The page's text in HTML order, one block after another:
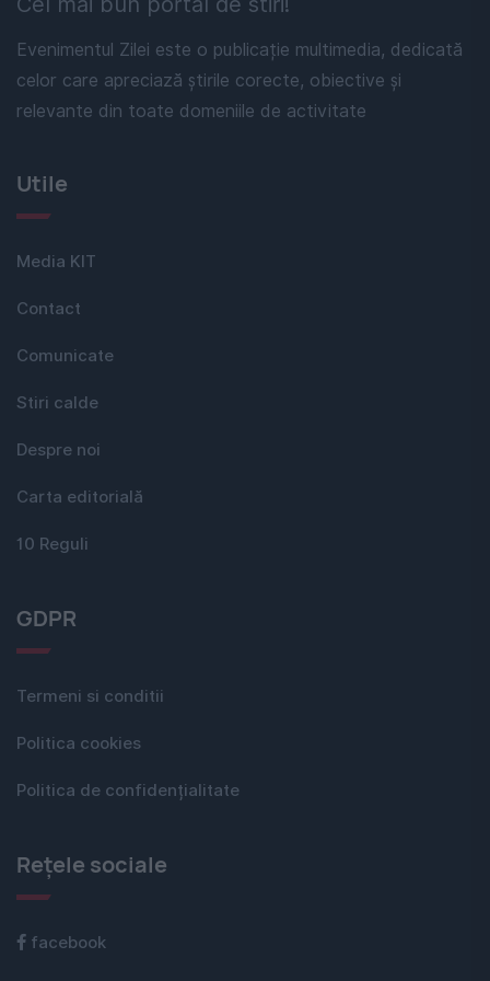
Evenimentul Zilei este o publicație multimedia, dedicată
celor care apreciază știrile corecte, obiective și
relevante din toate domeniile de activitate
Utile
Media KIT
Contact
Comunicate
Stiri calde
Despre noi
Carta editorială
10 Reguli
GDPR
Termeni si conditii
Politica cookies
Politica de confidențialitate
Rețele sociale
facebook